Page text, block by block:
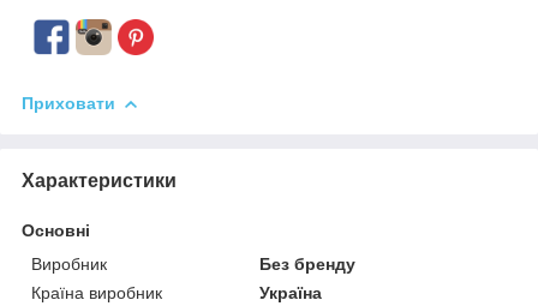
Приховати
Характеристики
Основні
Виробник
Без бренду
Країна виробник
Україна